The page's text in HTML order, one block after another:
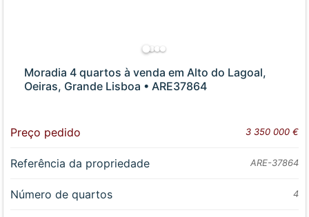
Moradia 4 quartos à venda em Alto do Lagoal,
Oeiras, Grande Lisboa • ARE37864
Preço pedido 3 350 000 €
Referência da propriedade ARE-37864
Número de quartos 4